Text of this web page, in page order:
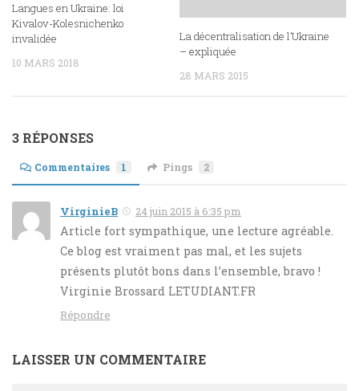
Langues en Ukraine: loi
Kivalov-Kolesnichenko
invalidée
10 MARS 2018
La décentralisation de l’Ukraine
– expliquée
28 MARS 2015
3 RÉPONSES
Commentaires 1 Pings 2
VirginieB 24 juin 2015 à 6:35 pm
Article fort sympathique, une lecture agréable.
Ce blog est vraiment pas mal, et les sujets
présents plutôt bons dans l’ensemble, bravo !
Virginie Brossard LETUDIANT.FR
Répondre
LAISSER UN COMMENTAIRE